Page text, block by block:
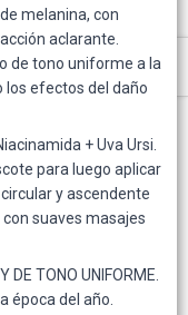
melanina, con
aclarante.
de tono uniforme a la
los efectos del daño
+ Uva Ursi.
para luego aplicar
y ascendente
suaves masajes
DE TONO UNIFORME.
época del año.